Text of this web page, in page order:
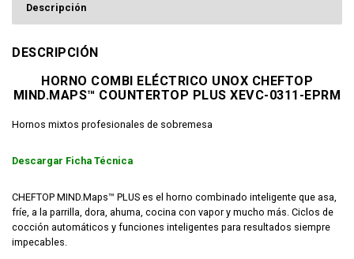
Descripción
DESCRIPCIÓN
HORNO COMBI ELÉCTRICO UNOX CHEFTOP
MIND.MAPS™ COUNTERTOP PLUS XEVC-0311-EPRM
Hornos mixtos profesionales de sobremesa
Descargar Ficha Técnica
CHEFTOP MIND.Maps™ PLUS es el horno combinado inteligente que asa,
fríe, a la parrilla, dora, ahuma, cocina con vapor y mucho más. Ciclos de
cocción automáticos y funciones inteligentes para resultados siempre
impecables.